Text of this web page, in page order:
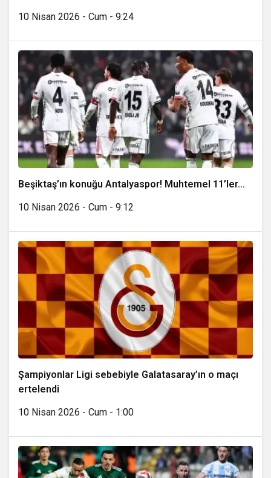
10 Nisan 2026 - Cum - 9:24
Beşiktaş’ın konuğu Antalyaspor! Muhtemel 11’ler…
10 Nisan 2026 - Cum - 9:12
Şampiyonlar Ligi sebebiyle Galatasaray’ın o maçı
ertelendi
10 Nisan 2026 - Cum - 1:00